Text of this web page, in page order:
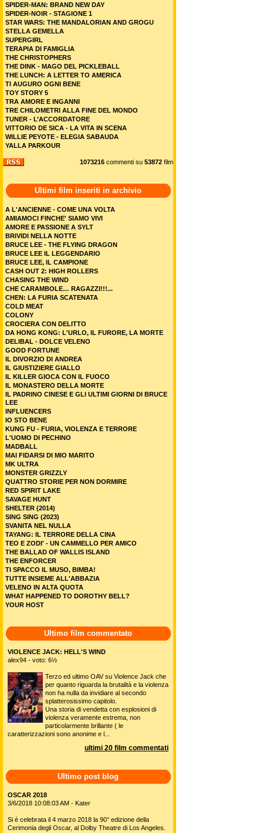
SPIDER-MAN: BRAND NEW DAY
SPIDER-NOIR - STAGIONE 1
STAR WARS: THE MANDALORIAN AND GROGU
STELLA GEMELLA
SUPERGIRL
TERAPIA DI FAMIGLIA
THE CHRISTOPHERS
THE DINK - MAGO DEL PICKLEBALL
THE LUNCH: A LETTER TO AMERICA
TI AUGURO OGNI BENE
TOY STORY 5
TRA AMORE E INGANNI
TRE CHILOMETRI ALLA FINE DEL MONDO
TUNER - L’ACCORDATORE
VITTORIO DE SICA - LA VITA IN SCENA
WILLIE PEYOTE - ELEGIA SABAUDA
YALLA PARKOUR
1073216 commenti su 53872 film
Ultimi film inseriti in archivio
A L'ANCIENNE - COME UNA VOLTA
AMIAMOCI FINCHE' SIAMO VIVI
AMORE E PASSIONE A SYLT
BRIVIDI NELLA NOTTE
BRUCE LEE - THE FLYING DRAGON
BRUCE LEE IL LEGGENDARIO
BRUCE LEE, IL CAMPIONE
CASH OUT 2: HIGH ROLLERS
CHASING THE WIND
CHE CARAMBOLE… RAGAZZI!!!...
CHEN: LA FURIA SCATENATA
COLD MEAT
COLONY
CROCIERA CON DELITTO
DA HONG KONG: L'URLO, IL FURORE, LA MORTE
DELIBAL - DOLCE VELENO
GOOD FORTUNE
IL DIVORZIO DI ANDREA
IL GIUSTIZIERE GIALLO
IL KILLER GIOCA CON IL FUOCO
IL MONASTERO DELLA MORTE
IL PADRINO CINESE E GLI ULTIMI GIORNI DI BRUCE
LEE
INFLUENCERS
IO STO BENE
KUNG FU - FURIA, VIOLENZA E TERRORE
L'UOMO DI PECHINO
MADBALL
MAI FIDARSI DI MIO MARITO
MK ULTRA
MONSTER GRIZZLY
QUATTRO STORIE PER NON DORMIRE
RED SPIRIT LAKE
SAVAGE HUNT
SHELTER (2014)
SING SING (2023)
SVANITA NEL NULLA
TAYANG: IL TERRORE DELLA CINA
TEO E ZODI' - UN CAMMELLO PER AMICO
THE BALLAD OF WALLIS ISLAND
THE ENFORCER
TI SPACCO IL MUSO, BIMBA!
TUTTE INSIEME ALL'ABBAZIA
VELENO IN ALTA QUOTA
WHAT HAPPENED TO DOROTHY BELL?
YOUR HOST
Ultimo film commentato
VIOLENCE JACK: HELL'S WIND
alex94 - voto: 6½
Terzo ed ultimo OAV su Violence Jack che
per quanto riguarda la brutalità e la violenza
non ha nulla da invidiare al secondo
splatterosissimo capitolo.
Una storia di vendetta con esplosioni di
violenza veramente estrema, non
particolarmente brillante ( le
caratterizzazioni sono anonime e l...
ultimi 20 film commentati
Ultimo post blog
OSCAR 2018
3/6/2018 10:08:03 AM - Kater
Si è celebrata il 4 marzo 2018 la 90° edizione della
Cerimonia degli Oscar, al Dolby Theatre di Los Angeles.